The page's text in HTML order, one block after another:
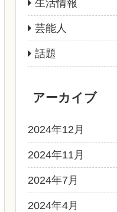
生活情報
芸能人
話題
アーカイブ
2024年12月
2024年11月
2024年7月
2024年4月